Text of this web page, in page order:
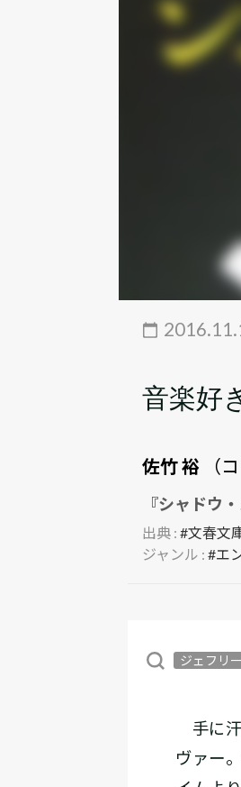
音楽好
佐竹 裕 （
『シャドウ
出典 : #文春文
ジャンル : #エ
ジェフリ
手に汗
ヴァー